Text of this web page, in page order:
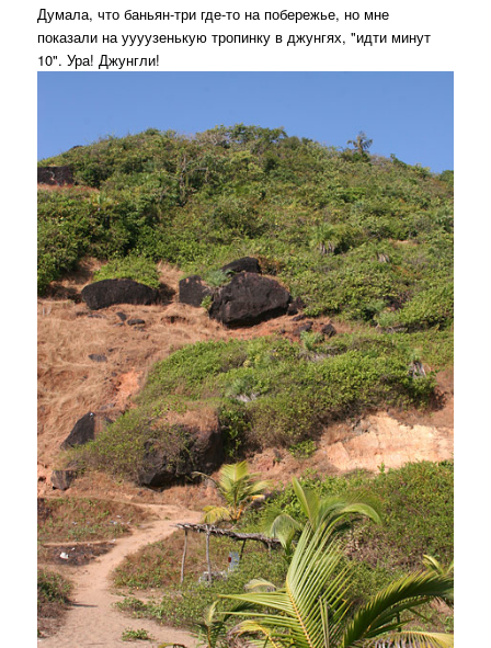
Думала, что баньян-три где-то на побережье, но мне
показали на уууузенькую тропинку в джунгях, "идти минут
10". Ура! Джунгли!